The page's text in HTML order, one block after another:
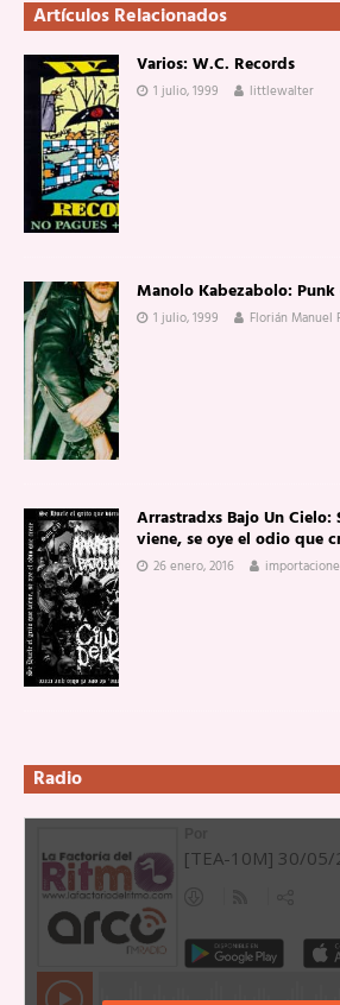
Artículos Relacionados
Varios: W.C. Records
1 julio, 1999 littlewalter
Manolo Kabezabolo:
1 julio, 1999 Florián Manuel
Arrastradxs Bajo Un
viene, se oye el odio que
26 enero, 2016
Radio